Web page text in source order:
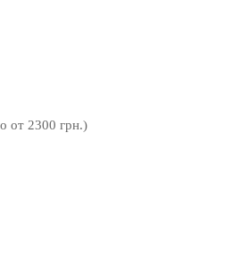
от 2300 грн.)